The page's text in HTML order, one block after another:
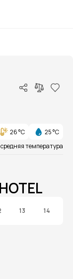
26 °C
25 °C
температура
13 14